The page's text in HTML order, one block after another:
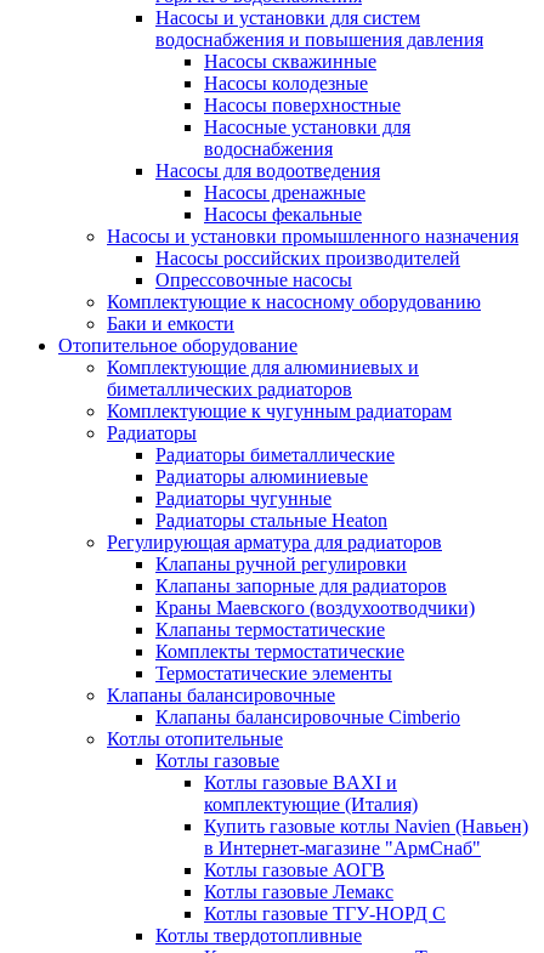
Насосы и установки для систем
водоснабжения и повышения давления
Насосы скважинные
Насосы колодезные
Насосы поверхностные
Насосные установки для
водоснабжения
Насосы для водоотведения
Насосы дренажные
Насосы фекальные
Насосы и установки промышленного назначения
Насосы российских производителей
Опрессовочные насосы
Комплектующие к насосному оборудованию
Баки и емкости
Отопительное оборудование
Комплектующие для алюминиевых и
биметаллических радиаторов
Комплектующие к чугунным радиаторам
Радиаторы
Радиаторы биметаллические
Радиаторы алюминиевые
Радиаторы чугунные
Радиаторы стальные Heaton
Регулирующая арматура для радиаторов
Клапаны ручной регулировки
Клапаны запорные для радиаторов
Краны Маевского (воздухоотводчики)
Клапаны термостатические
Комплекты термостатические
Термостатические элементы
Клапаны балансировочные
Клапаны балансировочные Cimberio
Котлы отопительные
Котлы газовые
Котлы газовые BAXI и
комплектующие (Италия)
Купить газовые котлы Navien (Навьен)
в Интернет-магазине "АрмСнаб"
Котлы газовые АОГВ
Котлы газовые Лемакс
Котлы газовые ТГУ-НОРД С
Котлы твердотопливные